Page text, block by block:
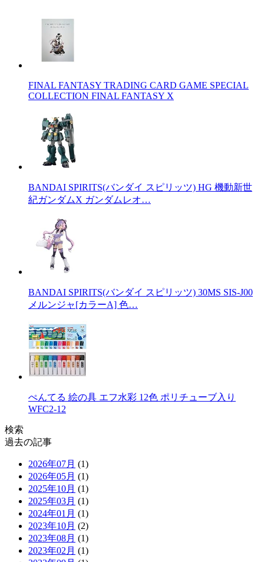
FINAL FANTASY TRADING CARD GAME SPECIAL
COLLECTION FINAL FANTASY X
BANDAI SPIRITS(バンダイ スピリッツ) HG 機動新世
紀ガンダムX ガンダムレオ…
BANDAI SPIRITS(バンダイ スピリッツ) 30MS SIS-J00
メルンジャ[カラーA] 色…
ぺんてる 絵の具 エフ水彩 12色 ポリチューブ入り
WFC2-12
検索
過去の記事
2026年07月 (1)
2026年05月 (1)
2025年10月 (1)
2025年03月 (1)
2024年01月 (1)
2023年10月 (2)
2023年08月 (1)
2023年02月 (1)